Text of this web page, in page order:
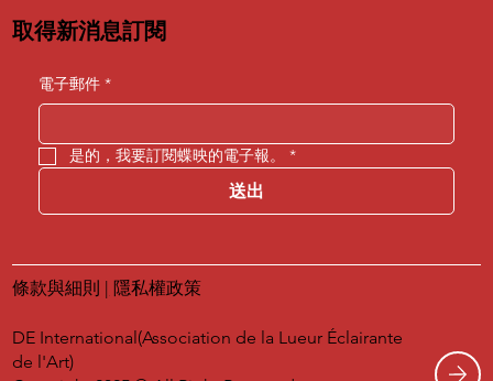
取得新消息訂閱
電子郵件 *
是的，我要訂閱蝶映的電子報。 *
送出
條款與細則 | 隱私權政策
DE International(Association de la Lueur Éclairante
de l'Art)